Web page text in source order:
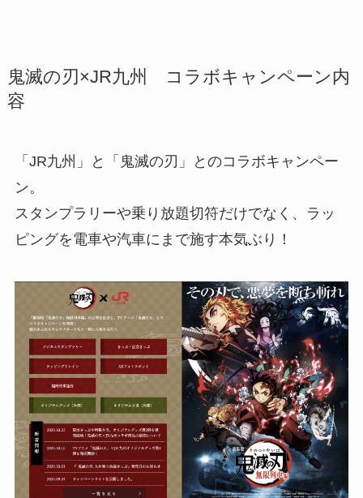
鬼滅の刃×JR九州 コラボキャンペーン内
容
「JR九州」と「鬼滅の刃」とのコラボキャンペー
ン。
スタンプラリーや乗り放題切符だけでなく、ラッ
ピングを電車や汽車にまで施す本気ぶり！